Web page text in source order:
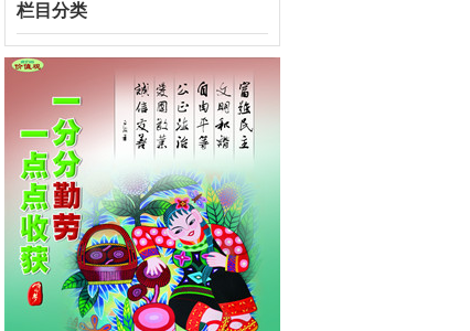
栏目分类